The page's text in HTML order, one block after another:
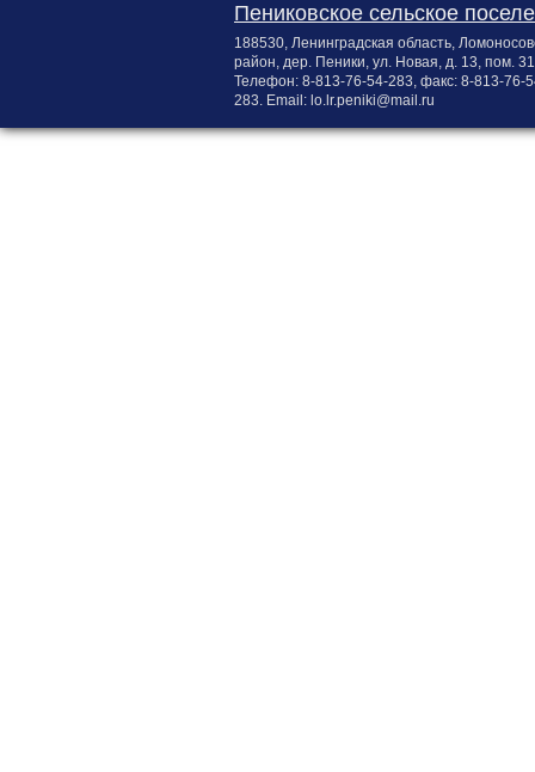
Пениковское сельское
188530, Ленинградская область,
район, дер. Пеники, ул. Новая, д. 13, пом. 31
Телефон: 8-813-76-54-283, факс: 8-813-76-
283. Email: lo.lr.peniki@mail.ru